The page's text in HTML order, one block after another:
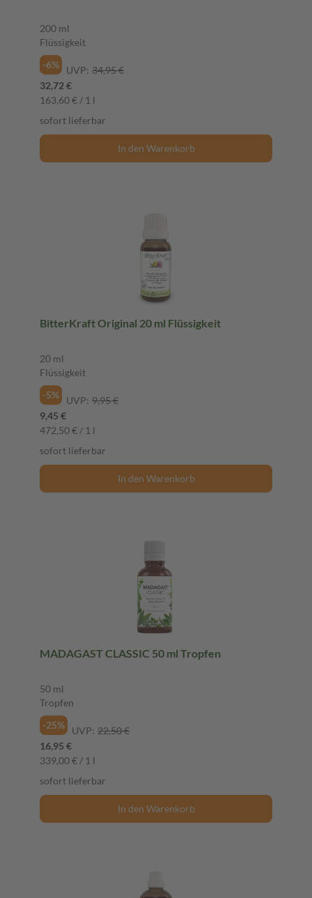
200 ml
Flüssigkeit
-6%
UVP: 34,95 €
32,72 €
163,60 € / 1 l
sofort lieferbar
In den Warenkorb
BitterKraft Original 20 ml Flüssigkeit
20 ml
Flüssigkeit
-5%
UVP: 9,95 €
9,45 €
472,50 € / 1 l
sofort lieferbar
In den Warenkorb
MADAGAST CLASSIC 50 ml Tropfen
50 ml
Tropfen
-25%
UVP: 22,50 €
16,95 €
339,00 € / 1 l
sofort lieferbar
In den Warenkorb